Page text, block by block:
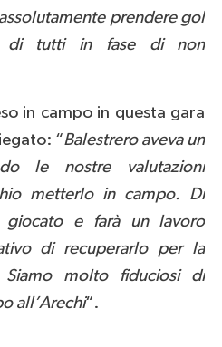
prendere gol
di tutti in fase di non
in campo in questa gara
“Balestrero aveva un
le nostre valutazioni
metterlo in campo. Di
giocato e farà un lavoro
di recuperarlo per la
molto fiduciosi di
all’Arechi“.